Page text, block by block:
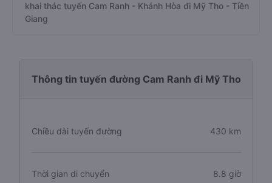
khai thác tuyến Cam Ranh - Khánh Hòa đi Mỹ Tho - Tiền
Giang
Thông tin tuyến đường Cam Ranh đi Mỹ Tho
Chiều dài tuyến đường 430 km
Thời gian di chuyển 8.8 giờ